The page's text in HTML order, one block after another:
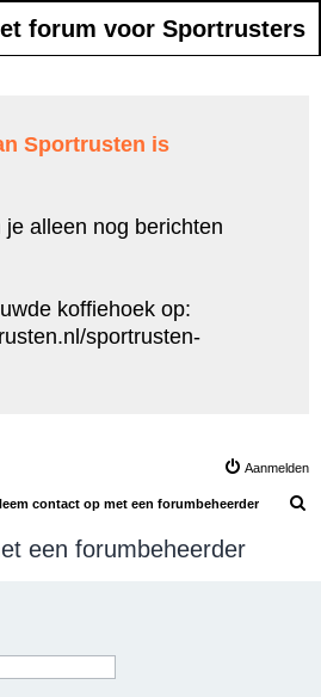
forum voor Sportrusters
Sportrusten is
alleen nog berichten
koffiehoek op:
sportrusten-
Aanmelden
contact op met een forumbeheerder
een forumbeheerder